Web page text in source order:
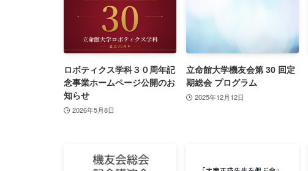
ロボティクス学科３０周年記
念事業ホームページ公開のお
知らせ
2026年5月8日
立命館大学機友会第 30 回定
期総会 プログラム
2025年12月12日